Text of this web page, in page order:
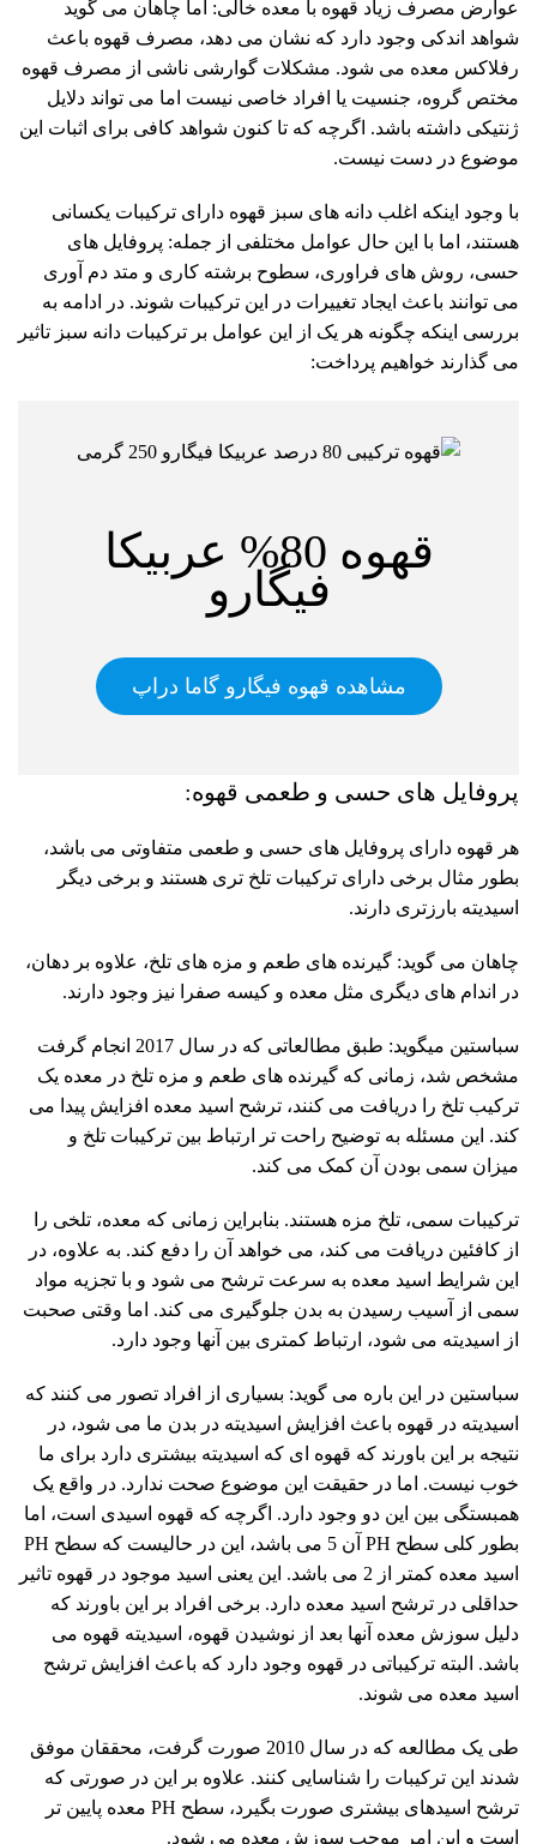
عوارض مصرف زیاد قهوه با معده خالی: اما چاهان می گوید
شواهد اندکی وجود دارد که نشان می دهد، مصرف قهوه باعث
رفلاکس معده می شود. مشکلات گوارشی ناشی از مصرف قهوه
مختص گروه، جنسیت یا افراد خاصی نیست اما می تواند دلایل
ژنتیکی داشته باشد. اگرچه که تا کنون شواهد کافی برای اثبات این
موضوع در دست نیست.
با وجود اینکه اغلب دانه های سبز قهوه دارای ترکیبات یکسانی
هستند، اما با این حال عوامل مختلفی از جمله: پروفایل های
حسی، روش های فراوری، سطوح برشته کاری و متد دم آوری
می توانند باعث ایجاد تغییرات در این ترکیبات شوند. در ادامه به
بررسی اینکه چگونه هر یک از این عوامل بر ترکیبات دانه سبز تاثیر
می گذارند خواهیم پرداخت:
قهوه 80% عربیکا
فیگارو
مشاهده قهوه فیگارو گاما دراپ
پروفایل های حسی و طعمی قهوه:
هر قهوه دارای پروفایل های حسی و طعمی متفاوتی می باشد،
بطور مثال برخی دارای ترکیبات تلخ تری هستند و برخی دیگر
اسیدیته بارزتری دارند.
چاهان می گوید: گیرنده های طعم و مزه های تلخ، علاوه بر دهان،
در اندام های دیگری مثل معده و کیسه صفرا نیز وجود دارند.
سباستین میگوید: طبق مطالعاتی که در سال 2017 انجام گرفت
مشخص شد، زمانی که گیرنده های طعم و مزه تلخ در معده یک
ترکیب تلخ را دریافت می کنند، ترشح اسید معده افزایش پیدا می
کند. این مسئله به توضیح راحت تر ارتباط بین ترکیبات تلخ و
میزان سمی بودن آن کمک می کند.
ترکیبات سمی، تلخ مزه هستند. بنابراین زمانی که معده، تلخی را
از کافئین دریافت می کند، می خواهد آن را دفع کند. به علاوه، در
این شرایط اسید معده به سرعت ترشح می شود و با تجزیه مواد
سمی از آسیب رسیدن به بدن جلوگیری می کند. اما وقتی صحبت
از اسیدیته می شود، ارتباط کمتری بین آنها وجود دارد.
سباستین در این باره می گوید: بسیاری از افراد تصور می کنند که
اسیدیته در قهوه باعث افزایش اسیدیته در بدن ما می شود، در
نتیجه بر این باورند که قهوه ای که اسیدیته بیشتری دارد برای ما
خوب نیست. اما در حقیقت این موضوع صحت ندارد. در واقع یک
همبستگی بین این دو وجود دارد. اگرچه که قهوه اسیدی است، اما
بطور کلی سطح PH آن 5 می باشد، این در حالیست که سطح PH
اسید معده کمتر از 2 می باشد. این یعنی اسید موجود در قهوه تاثیر
حداقلی در ترشح اسید معده دارد. برخی افراد بر این باورند که
دلیل سوزش معده آنها بعد از نوشیدن قهوه، اسیدیته قهوه می
باشد. البته ترکیباتی در قهوه وجود دارد که باعث افزایش ترشح
اسید معده می شوند.
طی یک مطالعه که در سال 2010 صورت گرفت، محققان موفق
شدند این ترکیبات را شناسایی کنند. علاوه بر این در صورتی که
ترشح اسیدهای بیشتری صورت بگیرد، سطح PH معده پایین تر
است و این امر موجب سوزش معده می شود.